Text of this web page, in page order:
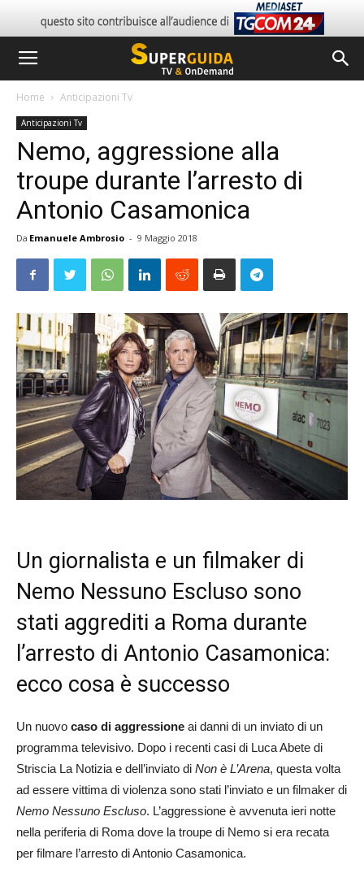
Home Anticipazioni Tv
Anticipazioni Tv
Nemo, aggressione alla
troupe durante l’arresto di
Antonio Casamonica
Da Emanuele Ambrosio - 9 Maggio 2018
Un giornalista e un filmaker di
Nemo Nessuno Escluso sono
stati aggrediti a Roma durante
l’arresto di Antonio Casamonica:
ecco cosa è successo
Un nuovo caso di aggressione ai danni di un inviato di un
programma televisivo. Dopo i recenti casi di Luca Abete di
Striscia La Notizia e dell’inviato di Non è L’Arena, questa volta
ad essere vittima di violenza sono stati l’inviato e un filmaker di
Nemo Nessuno Escluso. L’aggressione è avvenuta ieri notte
nella periferia di Roma dove la troupe di Nemo si era recata
per filmare l’arresto di Antonio Casamonica.